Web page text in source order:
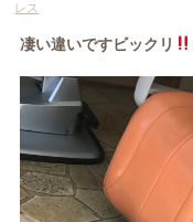
レス
凄い違いですビックリ